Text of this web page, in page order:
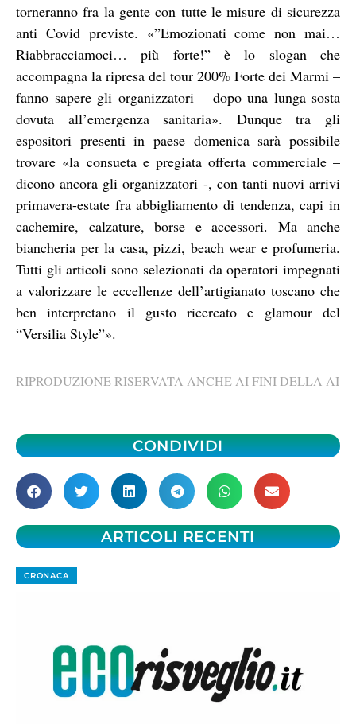
torneranno fra la gente con tutte le misure di sicurezza
anti Covid previste. «”Emozionati come non mai…
Riabbracciamoci… più forte!” è lo slogan che
accompagna la ripresa del tour 200% Forte dei Marmi –
fanno sapere gli organizzatori – dopo una lunga sosta
dovuta all’emergenza sanitaria». Dunque tra gli
espositori presenti in paese domenica sarà possibile
trovare «la consueta e pregiata offerta commerciale –
dicono ancora gli organizzatori -, con tanti nuovi arrivi
primavera-estate fra abbigliamento di tendenza, capi in
cachemire, calzature, borse e accessori. Ma anche
biancheria per la casa, pizzi, beach wear e profumeria.
Tutti gli articoli sono selezionati da operatori impegnati
a valorizzare le eccellenze dell’artigianato toscano che
ben interpretano il gusto ricercato e glamour del
“Versilia Style”».
RIPRODUZIONE RISERVATA ANCHE AI FINI DELLA AI
CONDIVIDI
ARTICOLI RECENTI
CRONACA